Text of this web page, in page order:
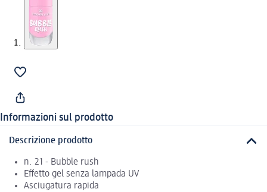
Informazioni sul prodotto
Descrizione prodotto
n. 21 - Bubble rush
Effetto gel senza lampada UV
Asciugatura rapida